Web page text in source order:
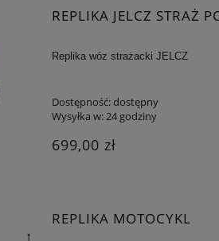
REPLIKA JELCZ STRAŻ
Replika wóz strażacki JELCZ
Dostępność:dostępny
Wysyłka w: 24 godziny
699,00 zł
REPLIKA MOTOCYKL